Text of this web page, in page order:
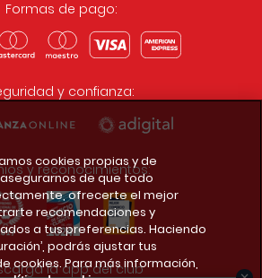
Formas de pago:
y confianza:
y reconocimientos:
la app del club
cookies propias y de
de que todo
ofrecerte el mejor
recomendaciones y
a tus preferencias. Haciendo
podrás ajustar tus
cookies. Para más información,